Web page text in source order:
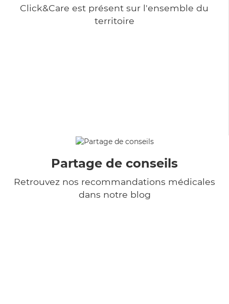
Click&Care est présent sur l'ensemble du
territoire
Partage de conseils
Retrouvez nos recommandations médicales
dans notre blog